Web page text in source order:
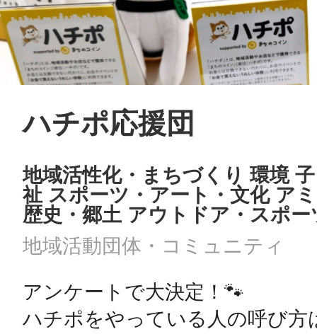
ハチポ応援団
地域活性化・まちづくり 環境
祉 スポーツ・アート・文化 ア
歴史・郷土 アウトドア・スポー
地域活動団体・コミュニティ
アンケートで大決定！🐾
ハチポをやっている人の呼び方